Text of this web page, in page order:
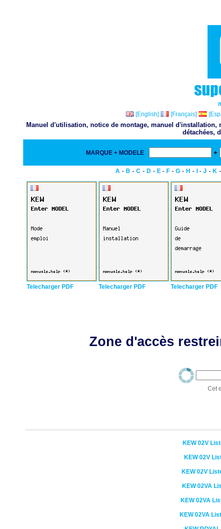
[English]
[Français]
Manuel d'utilisation, notice de montage, manuel
détachées,
MARQUE + MODELE +
A - B - C - D - E - F - G - H - - J - K
Telecharger PDF Telecharger PDF Telecharger PDF
Zone d'accès
Cet
KEW02V
KEW02V
KEW02V
KEW02VA
KEW02VA
KEW02VA